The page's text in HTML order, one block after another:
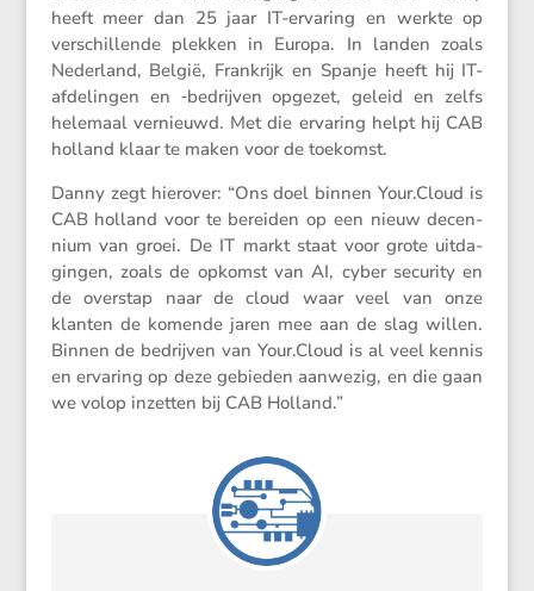
heeft meer dan 25 jaar IT-ervaring en werkte op
verschil­lende plekken in Europa. In landen zoals
Neder­land, België, Frank­rijk en Spanje heeft hij IT-
afdelingen en ‑bedrijven opgezet, geleid en zelfs
helemaal vernieuwd. Met die ervaring helpt hij CAB
holland klaar te maken voor de toekomst.
Danny zegt hierover: “Ons doel binnen Your​.Cloud is
CAB holland voor te bereiden op een nieuw decen­
nium van groei. De IT markt staat voor grote uitda­
gingen, zoals de opkomst van AI, cyber security en
de overstap naar de cloud waar veel van onze
klanten de komende jaren mee aan de slag willen.
Binnen de bedrijven van Your​.Cloud is al veel kennis
en ervaring op deze gebieden aanwezig, en die gaan
we volop inzetten bij CAB Holland.”